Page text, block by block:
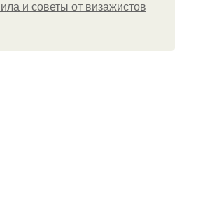
и советы от визажистов